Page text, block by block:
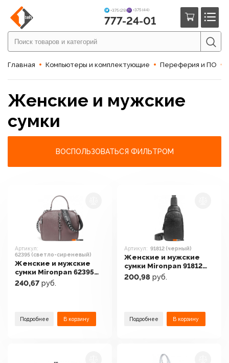
+375 (29) +375 (44)
777-24-01
Главная Компьютеры и комплектующие Переферия и ПО
Женские и мужские
сумки
ВОСПОЛЬЗОВАТЬСЯ ФИЛЬТРОМ
Артикул:
62395 (светло-сиреневый)
Женские и мужские
сумки Mironpan 62395
(светло-сиреневый)
240,67 руб.
Подробнее В корзину
Артикул: 91812 (черный)
Женские и мужские
сумки Mironpan 91812
(черный)
200,98 руб.
Подробнее В корзину